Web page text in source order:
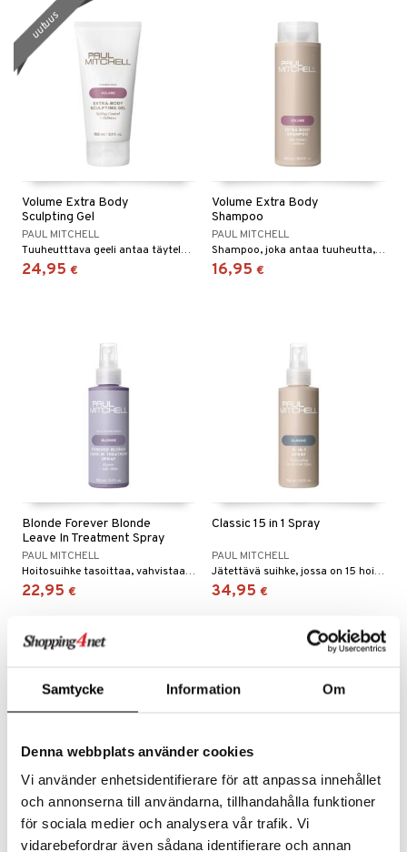
Samtycke Information Om
Denna webbplats använder cookies
Vi använder enhetsidentifierare för att anpassa innehållet
och annonserna till användarna, tillhandahålla funktioner
för sociala medier och analysera vår trafik. Vi
vidarebefordrar även sådana identifierare och annan
Volume Extra Body
Sculpting Gel
PAUL MITCHELL
Tuuheutttava geeli antaa täyteläisyyttä hennoille ja väsyneille hiuksille.
24,95 €
uutuus
Volume Extra Body
Shampoo
PAUL MITCHELL
Shampoo, joka antaa tuuheutta, täyteläisyyttä ja eloa hentoihin ja normaaleihin hiuksiin.
16,95 €
Blonde Forever Blonde
Leave In Treatment Spray
PAUL MITCHELL
Hoitosuihke tasoittaa, vahvistaa ja herättää elottomat vaaleat hiukset eloon.
22,95 €
Classic 15 in 1 Spray
PAUL MITCHELL
Jätettävä suihke, jossa on 15 hoitavaa ominaisuutta Paul Mitchelliltä.
34,95 €
Classic Awapuhi Shampoo Classic The Detangler -